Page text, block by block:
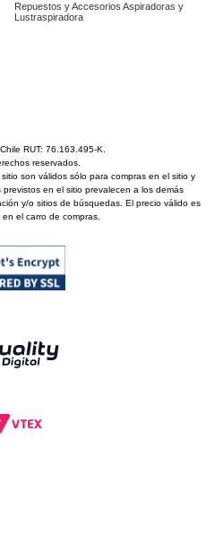
Repuestos y Accesorios Aspiradoras y
Lustraspiradora
RUT: 76.163.495-K.
reservados.
son válidos sólo para compras en el sitio y
en el sitio prevalecen a los demás
y/o sitios de búsquedas. El precio válido es
el carro de compras.